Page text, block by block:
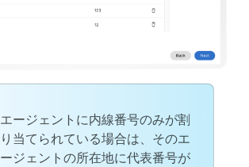
エージェントに内線番号のみが割
り当てられている場合は、そのエ
ージェントの所在地に代表番号が